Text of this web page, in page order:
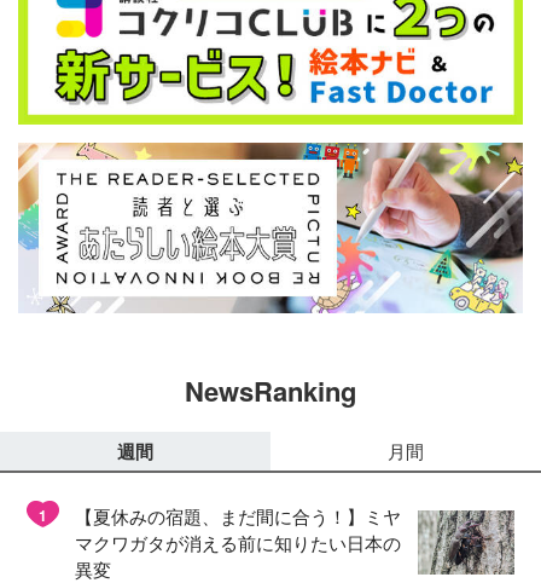
NewsRanking
週間 月間
1
【夏休みの宿題、まだ間に合う！】ミヤ
マクワガタが消える前に知りたい日本の
異変